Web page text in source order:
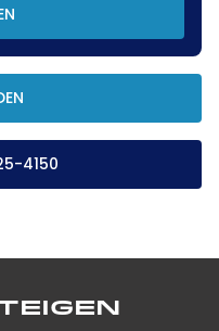
4150